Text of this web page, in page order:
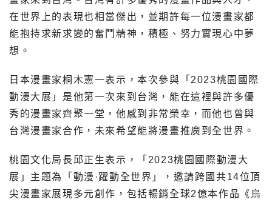
在世界上的表現也相當傑出，並期許每一位漫畫家都
能抱持求新求變的奮鬥精神，積極、努力實現心中夢
想。
日本漫畫家桐木憲一表示，本次參與「2023桃園國際
動漫大展」是他第一次來到台灣，能在這裡與許多優
秀的漫畫家齊聚一堂，他感到非常榮幸，而他也曾與
台灣漫畫家合作，未來希望能將漫畫推廣到全世界。
桃園文化局長邱正生表示，「2023桃園國際動漫大
展」主題為「動漫·躍動全世界」，邀請跨國共14位頂
尖漫畫家展現多元創作，包括暢銷全球2億本作品《烏